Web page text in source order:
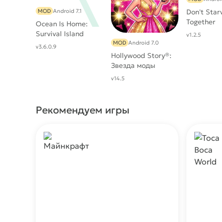
Ocean Is Home:
Survival Island
MOD Android 7.1
v3.6.0.9
Hollywood Story®:
Звезда моды
MOD Android 7.0
v14.5
Don't
Together
v1.2.5
Рекомендуем игры